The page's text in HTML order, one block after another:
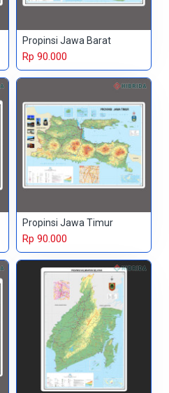
Propinsi Jawa Barat
Rp 90.000
Propinsi Jawa Timur
Rp 90.000